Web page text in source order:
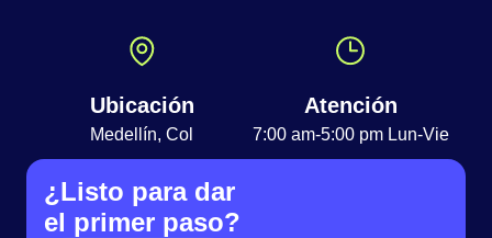
Ubicación
Medellín, Col
Atención
7:00 am-5:00 pm Lun-Vie
¿Listo para dar
el primer paso?